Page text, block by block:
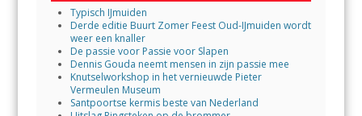
Typisch IJmuiden
Derde editie Buurt Zomer Feest Oud-IJmuiden wordt
weer een knaller
De passie voor Passie voor Slapen
Dennis Gouda neemt mensen in zijn passie mee
Knutselworkshop in het vernieuwde Pieter
Vermeulen Museum
Santpoortse kermis beste van Nederland